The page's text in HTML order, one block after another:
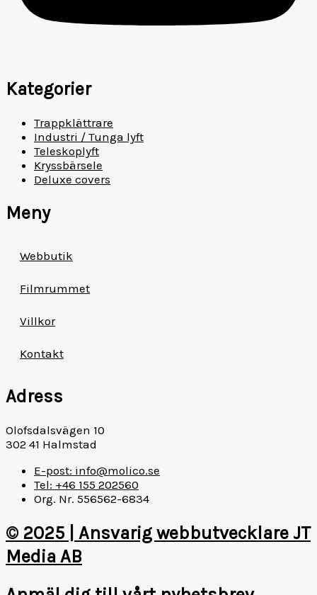
Kategorier
Trappklättrare
Industri / Tunga lyft
Teleskoplyft
Kryssbärsele
Deluxe covers
Meny
Webbutik
Filmrummet
Villkor
Kontakt
Adress
Olofsdalsvägen 10
302 41 Halmstad
E-post: info@molico.se
Tel: +46 155 202560
Org. Nr. 556562-6834
© 2025 | Ansvarig webbutvecklare JT
Media AB